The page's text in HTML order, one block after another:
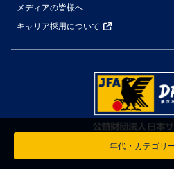
年代・カテゴリ
メディアの皆様へ
キャリア採用について
© Japan Football Association